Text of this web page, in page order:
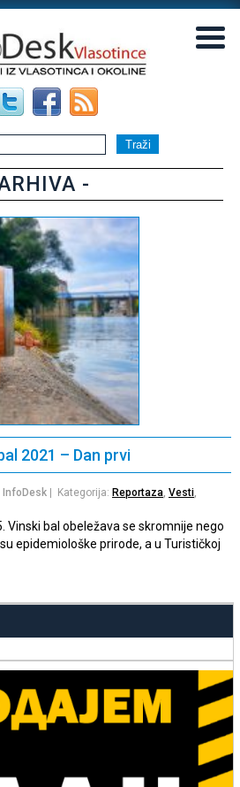
-
2021 – Dan prvi
InfoDesk | Kategorija: Reportaza, Vesti,
Vinski bal obeležava se skromnije nego
epidemiološke prirode, a u Turističkoj